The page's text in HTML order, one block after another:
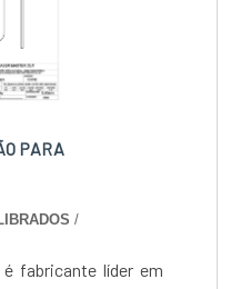
PARA
/
fabricante líder em